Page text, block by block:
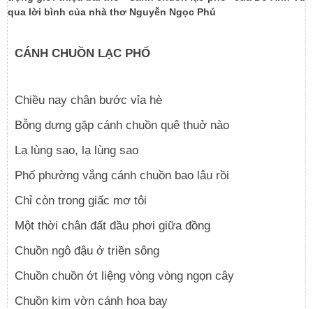
qua lời bình của nhà thơ Nguyễn Ngọc Phú
CÁNH CHUỒN LẠC PHỐ
Chiều nay chân bước vỉa hè
Bỗng dưng gặp cánh chuồn quê thuở nào
Lạ lùng sao, lạ lùng sao
Phố phường vắng cánh chuồn bao lâu rồi
Chỉ còn trong giấc mơ tôi
Một thời chân đất đầu phơi giữa đồng
Chuồn ngô đậu ở triền sông
Chuồn chuồn ớt liệng vòng vòng ngọn cây
Chuồn kim vờn cánh hoa bay